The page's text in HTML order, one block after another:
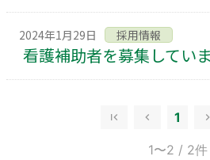
看護補助者を募集してい
2024年1月29日 採用情報
1
1〜2 / 2件